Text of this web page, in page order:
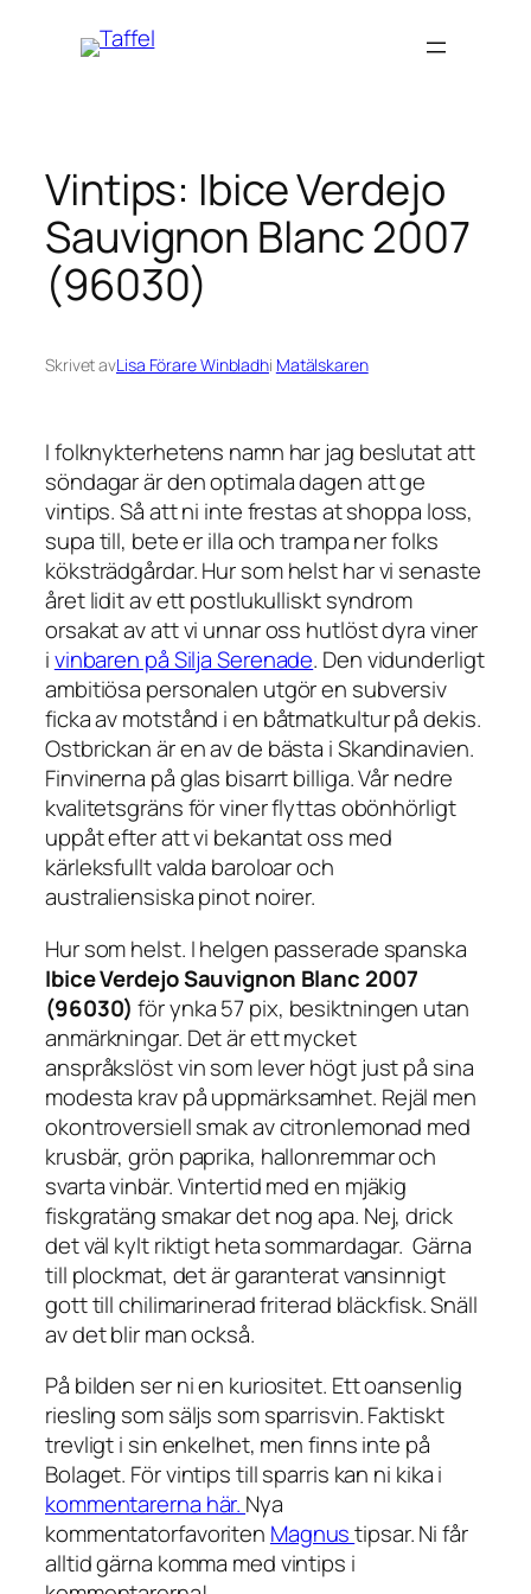
Vintips: Ibice Verdejo
Sauvignon Blanc 2007
(96030)
Skrivet avLisa Förare Winbladhi Matälskaren
I folknykterhetens namn har jag beslutat att
söndagar är den optimala dagen att ge
vintips. Så att ni inte frestas at shoppa loss,
supa till, bete er illa och trampa ner folks
köksträdgårdar. Hur som helst har vi senaste
året lidit av ett postlukulliskt syndrom
orsakat av att vi unnar oss hutlöst dyra viner
ivinbaren på Silja Serenade. Den vidunderligt
ambitiösa personalen utgör en subversiv
ficka av motstånd i en båtmatkultur på dekis.
Ostbrickan är en av de bästa i Skandinavien.
Finvinerna på glas bisarrt billiga. Vår nedre
kvalitetsgräns för viner flyttas obönhörligt
uppåt efter att vi bekantat oss med
kärleksfullt valda baroloar och
australiensiska pinot noirer.
Hur som helst. I helgen passerade spanska
Ibice Verdejo Sauvignon Blanc 2007
(96030) för ynka 57 pix, besiktningen utan
anmärkningar. Det är ett mycket
anspråkslöst vin som lever högt just på sina
modesta krav på uppmärksamhet. Rejäl men
okontroversiell smak av citronlemonad med
krusbär, grön paprika, hallonremmar och
svarta vinbär. Vintertid med en mjäkig
fiskgratäng smakar det nog apa. Nej, drick
det väl kylt riktigt heta sommardagar. Gärna
till plockmat, det är garanterat vansinnigt
gott till chilimarinerad friterad bläckfisk. Snäll
av det blir man också.
På bilden ser ni en kuriositet. Ett oansenlig
riesling som säljs som sparrisvin. Faktiskt
trevligt i sin enkelhet, men finns inte på
Bolaget. För vintips till sparris kan ni kika i
kommentarerna här. Nya
kommentatorfavoriten Magnustipsar. Ni får
alltid gärna komma med vintips i